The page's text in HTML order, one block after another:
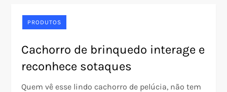
PRODUTOS
Cachorro de brinquedo interage e
reconhece sotaques
Quem vê esse lindo cachorro de pelúcia, não tem